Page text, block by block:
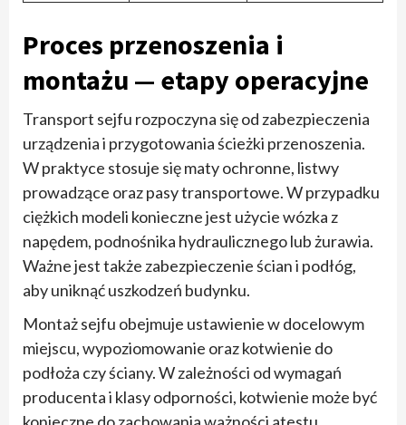
Proces przenoszenia i
montażu — etapy operacyjne
Transport sejfu rozpoczyna się od zabezpieczenia
urządzenia i przygotowania ścieżki przenoszenia.
W praktyce stosuje się maty ochronne, listwy
prowadzące oraz pasy transportowe. W przypadku
ciężkich modeli konieczne jest użycie wózka z
napędem, podnośnika hydraulicznego lub żurawia.
Ważne jest także zabezpieczenie ścian i podłóg,
aby uniknąć uszkodzeń budynku.
Montaż sejfu obejmuje ustawienie w docelowym
miejscu, wypoziomowanie oraz kotwienie do
podłoża czy ściany. W zależności od wymagań
producenta i klasy odporności, kotwienie może być